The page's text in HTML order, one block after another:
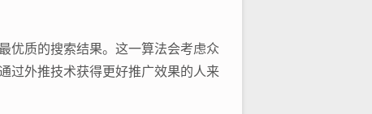
优质的搜索结果。这一算法会考虑众
过外推技术获得更好推广效果的人来